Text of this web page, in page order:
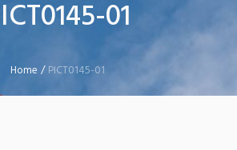
01
Home /PICT0145-01